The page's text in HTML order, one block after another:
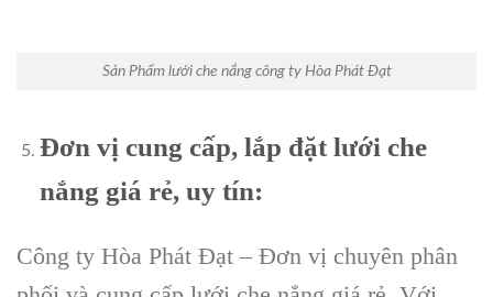
Sản Phẩm lưới che nắng công ty Hòa Phát Đạt
Đơn vị cung cấp, lắp đặt lưới che
nắng giá rẻ, uy tín:
Công ty Hòa Phát Đạt – Đơn vị chuyên phân